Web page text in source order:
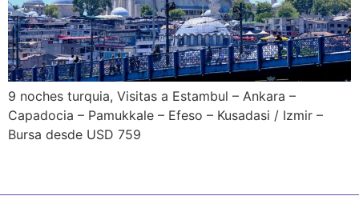
9 noches turquia, Visitas a Estambul – Ankara –
Capadocia – Pamukkale – Efeso – Kusadasi / Izmir –
Bursa desde USD 759